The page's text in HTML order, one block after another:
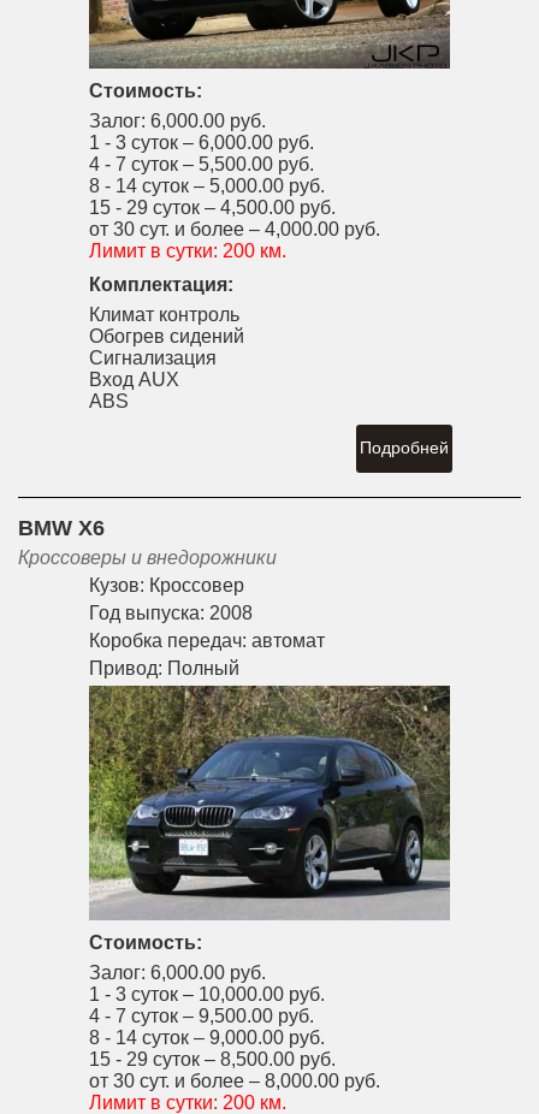
Стоимость:
Залог: 6,000.00 руб.
1 - 3 суток – 6,000.00 руб.
4 - 7 суток – 5,500.00 руб.
8 - 14 суток – 5,000.00 руб.
15 - 29 суток – 4,500.00 руб.
от 30 сут. и более – 4,000.00 руб.
Лимит в сутки: 200 км.
Комплектация:
Климат контроль
Обогрев сидений
Сигнализация
Вход AUX
ABS
Подробней
BMW X6
Кроссоверы и внедорожники
Кузов: Кроссовер
Год выпуска: 2008
Коробка передач: автомат
Привод: Полный
Стоимость:
Залог: 6,000.00 руб.
1 - 3 суток – 10,000.00 руб.
4 - 7 суток – 9,500.00 руб.
8 - 14 суток – 9,000.00 руб.
15 - 29 суток – 8,500.00 руб.
от 30 сут. и более – 8,000.00 руб.
Лимит в сутки: 200 км.